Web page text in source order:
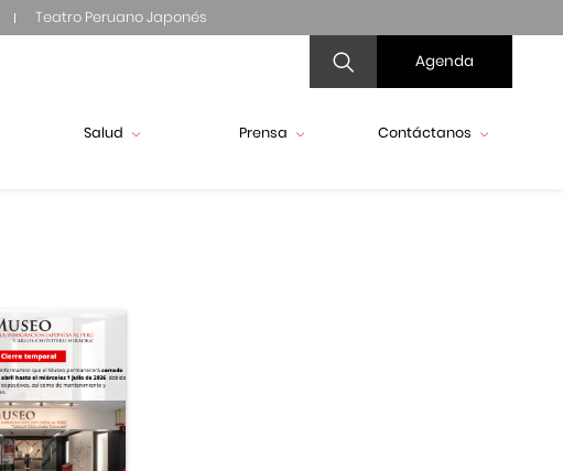
Teatro Peruano Japonés
Agenda
Salud Prensa Contáctanos